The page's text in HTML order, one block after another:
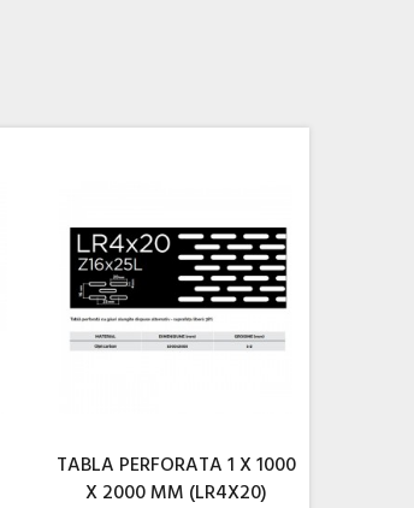
TABLA PERFORATA 1 X 1000
X 2000 MM (LR4X20)